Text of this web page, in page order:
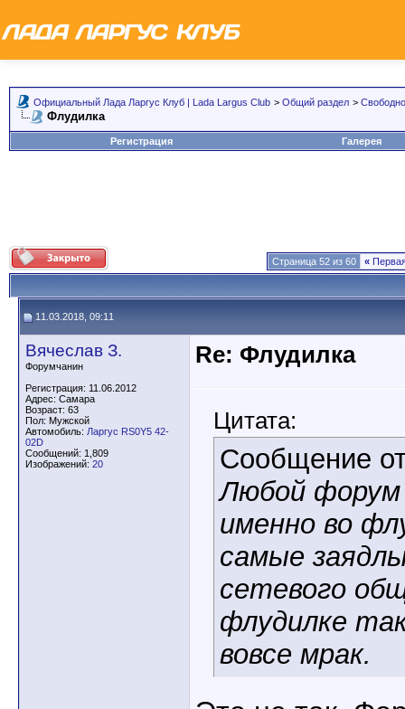
Официальный Лада Ларгус Клуб | Lada Largus Club > Общий раздел >
Флудилка
Регистрация Галерея
Страница 52 из 60 «
11.03.2018, 09:11
Вячеслав З.
Форумчанин
Регистрация: 11.06.2012
Адрес: Самара
Возраст: 63
Пол: Мужской
Автомобиль: Ларгус RS0Y5 42-
02D
Сообщений: 1,809
Изображений: 20
Re: Флудилка
Цитата:
Сообщение
Любой форум
именно во
самые
сетевого
флудилке
вовсе мрак.